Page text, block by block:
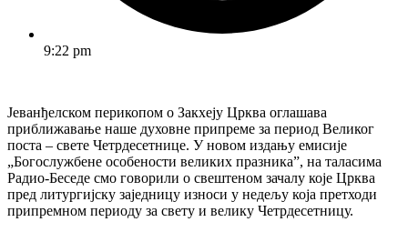
9:22 pm
Јеванђелском перикопом о Закхеју Црква оглашава
приближавање наше духовне припреме за период Великог
поста – свете Четрдесетнице. У новом издању емисије
„Богослужбене особености великих празникаˮ, на таласима
Радио-Беседе смо говорили о свештеном зачалу које Црква
пред литургијску заједницу износи у недељу која претходи
припремном периоду за свету и велику Четрдесетницу.